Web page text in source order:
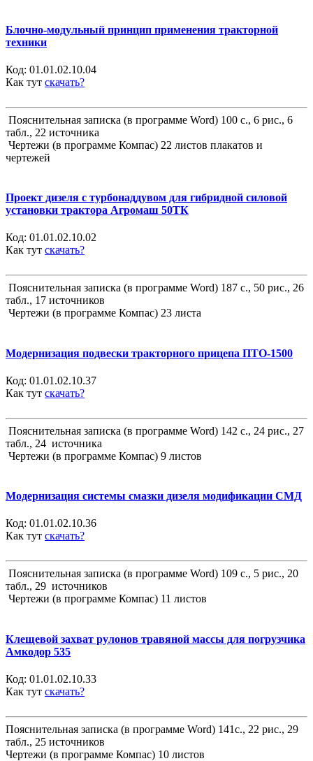
Блочно-модульный принцип применения тракторной
техники
Код: 01.01.02.10.04
Как тут скачать?
Пояснительная записка (в программе Word) 100 с., 6 рис., 6
табл., 22 источника
Чертежи (в программе Компас) 22 листов плакатов и
чертежей
Проект дизеля с турбонаддувом для гибридной силовой
установки трактора Агромаш 50ТК
Код: 01.01.02.10.02
Как тут скачать?
Пояснительная записка (в программе Word) 187 с., 50 рис., 26
табл., 17 источников
Чертежи (в программе Компас) 23 листа
Модернизация подвески тракторного прицепа ПТО-1500
Код: 01.01.02.10.37
Как тут скачать?
Пояснительная записка (в программе Word) 142 с., 24 рис., 27
табл., 24 источника
Чертежи (в программе Компас) 9 листов
Модернизация системы смазки дизеля модификации СМД
Код: 01.01.02.10.36
Как тут скачать?
Пояснительная записка (в программе Word) 109 с., 5 рис., 20
табл., 29 источников
Чертежи (в программе Компас) 11 листов
Клещевой захват рулонов травяной массы для погрузчика
Амкодор 535
Код: 01.01.02.10.33
Как тут скачать?
Пояснительная записка (в программе Word) 141с., 22 рис., 29
табл., 25 источников
Чертежи (в программе Компас) 10 листов